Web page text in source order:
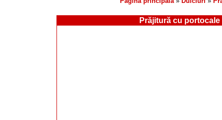
Prăjitură cu portocale